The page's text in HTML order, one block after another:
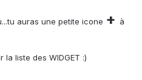
auras une petite icone + à
liste des WIDGET :)